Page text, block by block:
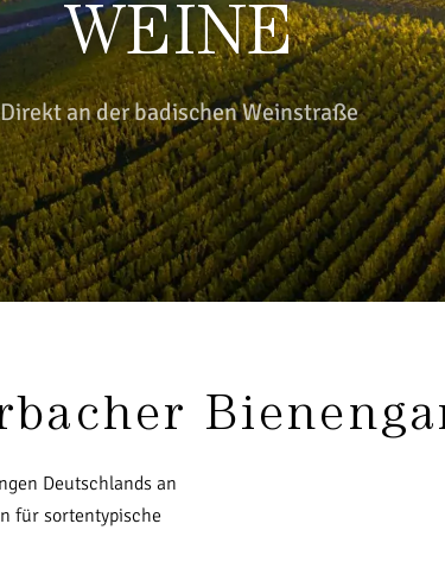
WEINE
Direkt an der badischen Weinstraße
Deutschlands an
für sortentypische